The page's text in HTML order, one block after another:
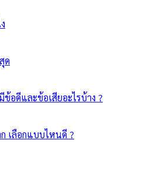
บน
ลาย
ช่างไฟ
บน
จาก
ไง
ด
บน
แบบ
ข้อดีและข้อเสียอะไรบ้าง ?
เลือกแบบไหนดี ?